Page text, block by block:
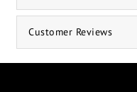
Customer Reviews